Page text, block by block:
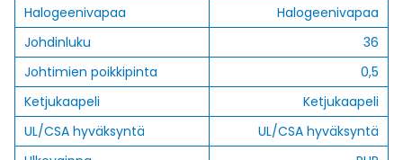
Halogeenivapaa
Halogeenivapaa
Johdinluku
36
Johtimien poikkipinta
0,5
Ketjukaapeli
Ketjukaapeli
UL/CSA hyväksyntä
UL/CSA hyväksyntä